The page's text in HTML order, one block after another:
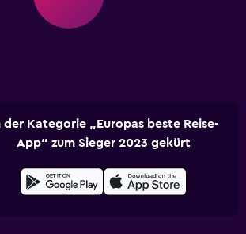
der Kategorie „Europas beste Reise-
App“ zum Sieger 2023 gekürt